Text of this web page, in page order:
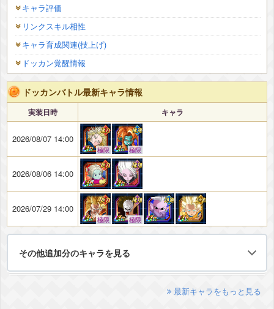
キャラ評価
リンクスキル相性
キャラ育成関連(技上げ)
ドッカン覚醒情報
ドッカンバトル最新キャラ情報
実装日時 キャラ
2026/08/07 14:00
極限 極限
2026/08/06 14:00
2026/07/29 14:00
極限 極限
その他追加分のキャラを見る
最新キャラをもっと見る